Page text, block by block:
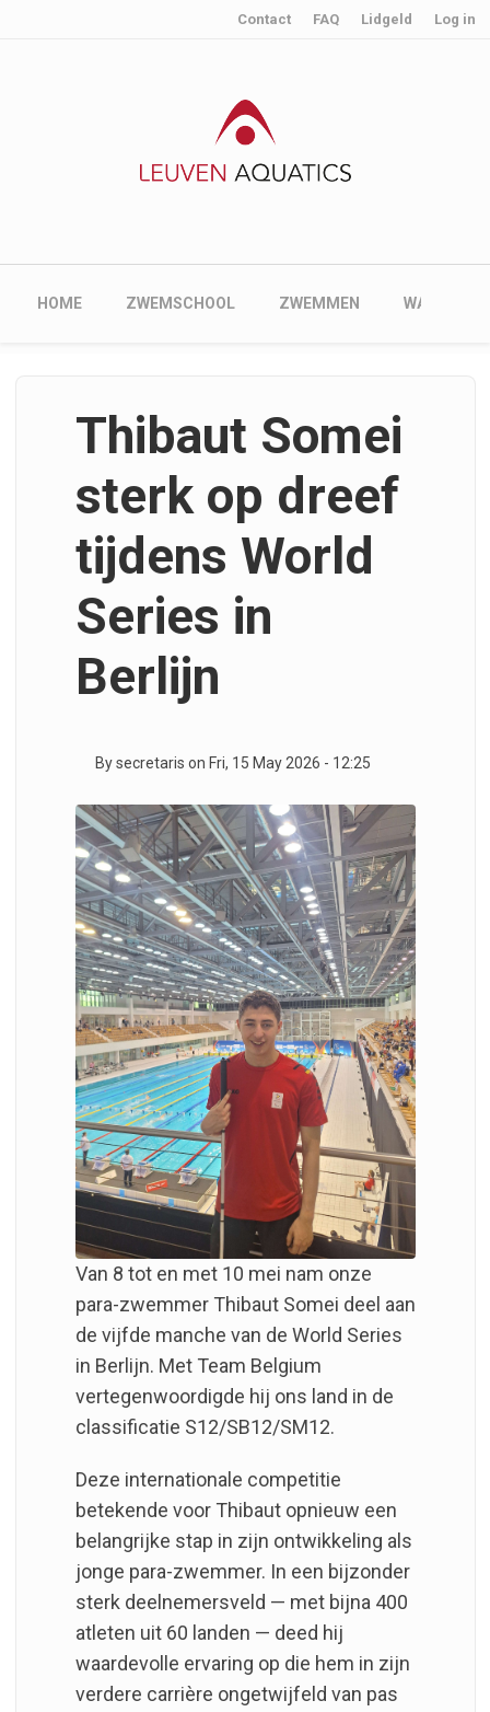
User account menu
Contact FAQ Lidgeld Log in
Main navigation
HOME ZWEMSCHOOL ZWEMMEN
Thibaut Somei
sterk op dreef
tijdens World
Series in
Berlijn
By secretaris on Fri, 15 May 2026 - 12:25
Van 8 tot en met 10 mei nam onze
para-zwemmer Thibaut Somei deel aan
de vijfde manche van de World Series
in Berlijn. Met Team Belgium
vertegenwoordigde hij ons land in de
classificatie S12/SB12/SM12.
Deze internationale competitie
betekende voor Thibaut opnieuw een
belangrijke stap in zijn ontwikkeling als
jonge para-zwemmer. In een bijzonder
sterk deelnemersveld — met bijna 400
atleten uit 60 landen — deed hij
waardevolle ervaring op die hem in zijn
verdere carrière ongetwijfeld van pas